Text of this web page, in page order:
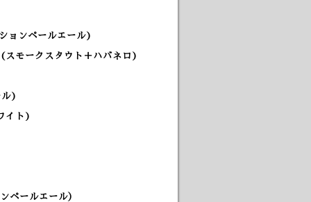
ョンペールエール)
モークスタウト＋ハバネロ)
ル)
イト)
ペールエール）